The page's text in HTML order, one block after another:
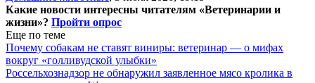
Какие новости интересны читателям «Ветеринарии и
жизни»? Пройти опрос
Еще по теме
Почему собакам не ставят виниры: ветеринар — о мифах
вокруг «голливудской улыбки»
Россельхознадзор не обнаружил заявленное мясо кролика в